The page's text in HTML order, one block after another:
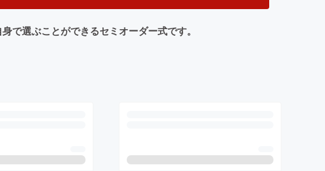
で選ぶことができるセミオーダー式です。